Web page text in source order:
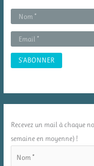
Recevez un mail à chaque
semaine en moyenne) !